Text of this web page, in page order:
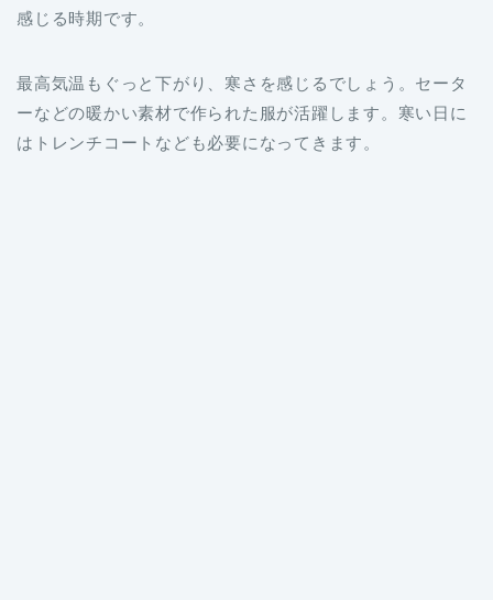
感じる時期です。
最高気温もぐっと下がり、寒さを感じるでしょう。セータ
ーなどの暖かい素材で作られた服が活躍します。寒い日に
はトレンチコートなども必要になってきます。